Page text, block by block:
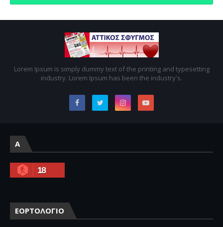
Lorem Ipsum is simply dummy text of the printing and typesetting
industry. Lorem Ipsum has been the industry's.
A
18
ΕΟΡΤΟΛΟΓΙΟ